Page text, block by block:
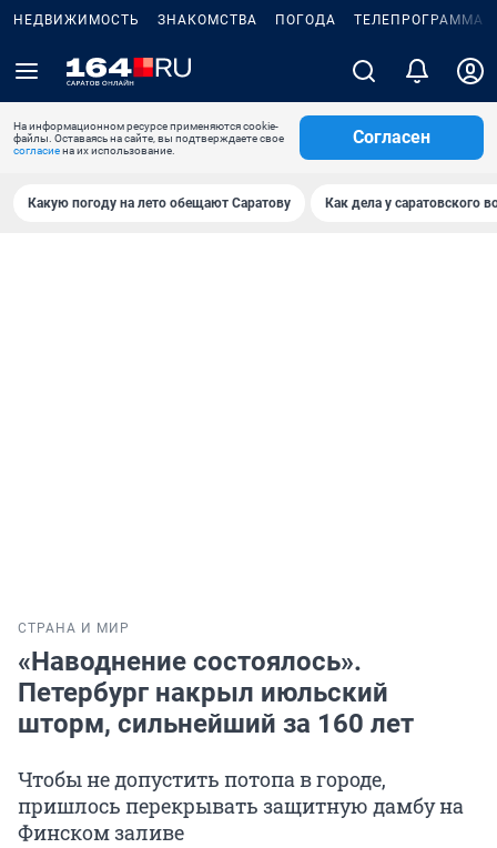
НЕДВИЖИМОСТЬ ЗНАКОМСТВА ПОГОДА ТЕЛЕПРОГРАММА
На информационном ресурсе применяются cookie-
файлы. Оставаясь на сайте, вы подтверждаете свое
согласиена их использование.
Согласен
Какую погоду на лето обещают Саратову Как дела у саратовского
СТРАНА И МИР
«Наводнение состоялось».
Петербург накрыл июльский
шторм, сильнейший за 160 лет
Чтобы не допустить потопа в городе,
пришлось перекрывать защитную дамбу на
Финском заливе